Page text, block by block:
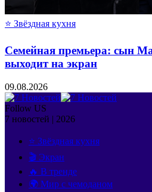
⭐ Звёздная кухня
Семейная премьера: сын
выходит на экран
09.08.2026
Follow US
7 новостей | 2026
⭐ Звёздная кухня
🎬 Экран
🔥 В тренде
🌍 Мир с чемоданом